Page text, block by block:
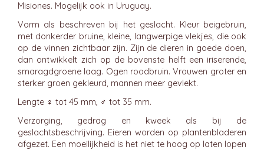
Misiones. Mogelijk ook in Uruguay.
Vorm als beschreven bij het geslacht. Kleur beigebruin,
met donkerder bruine, kleine, langwerpige vlekjes, die ook
op de vinnen zichtbaar zijn. Zijn de dieren in goede doen,
dan ontwikkelt zich op de bovenste helft een iriserende,
smaragdgroene laag. Ogen roodbruin. Vrouwen groter en
sterker groen gekleurd, mannen meer gevlekt.
Lengte ♀ tot 45 mm, ♂ tot 35 mm.
Verzorging, gedrag en kweek als bij de
geslachtsbeschrijving. Eieren worden op plantenbladeren
afgezet. Een moeilijkheid is het niet te hoog op laten lopen